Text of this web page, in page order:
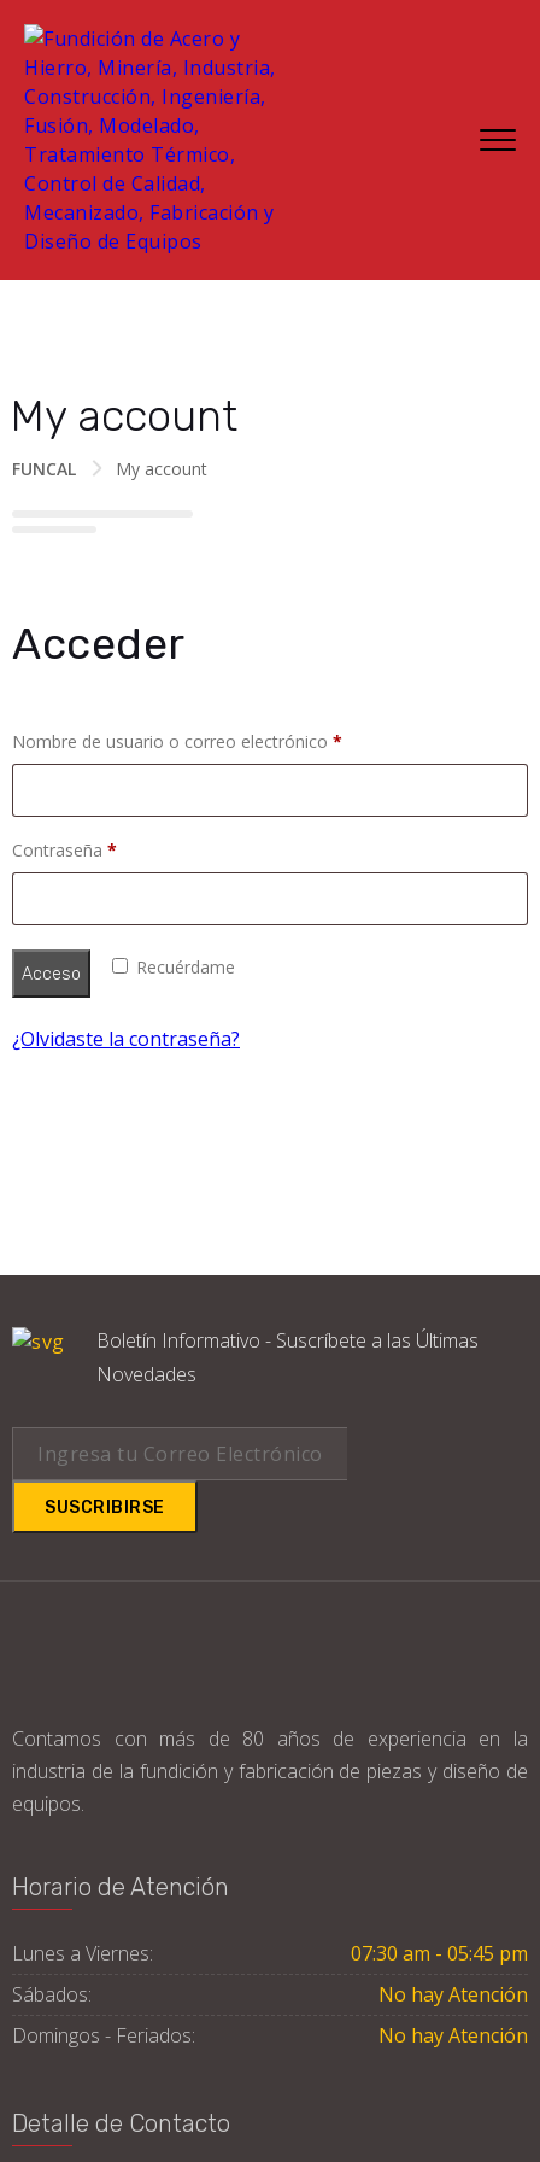
My account
FUNCAL My account
Acceder
Nombre de usuario o correo electrónico *
Contraseña *
Recuérdame
Acceso
¿Olvidaste la contraseña?
Boletín Informativo - Suscríbete a las Últimas
Novedades
SUSCRIBIRSE
Contamos con más de 80 años de experiencia en la
industria de la fundición y fabricación de piezas y diseño de
equipos.
Horario de Atención
Lunes a Viernes:
07:30 am - 05:45 pm
Sábados:
No hay Atención
Domingos - Feriados:
No hay Atención
Detalle de Contacto